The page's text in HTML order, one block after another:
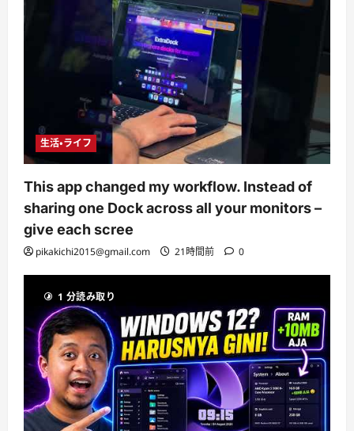
生活・ライフ
This app changed my workflow. Instead of
sharing one Dock across all your monitors –
give each scree
pikakichi2015@gmail.com 21時間前 0
1 分読み取り